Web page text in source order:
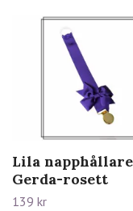
Lila
Gerda-rosett
139 kr